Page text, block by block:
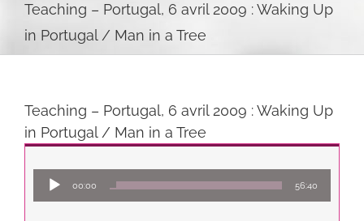
Teaching – Portugal, 6 avril 2009 : Waking Up
in Portugal / Man in a Tree
Teaching – Portugal, 6 avril 2009 : Waking Up
in Portugal / Man in a Tree
audio
00:00 56:40